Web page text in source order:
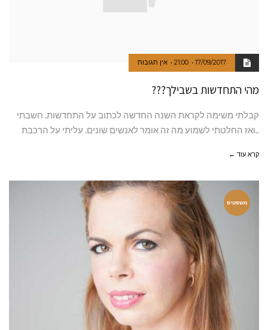
17/09/2017
21:00 אין תגובות
מהי התחדשות בשבילך???
קבלתי משימה לקראת השנה החדשה לכתוב על התחדשות. חשבתי
..ואז החלטתי לשמוע מה זה אומר לאנשים שונים. עליתי על הרכבת
קרא עוד ←
משפטיפ